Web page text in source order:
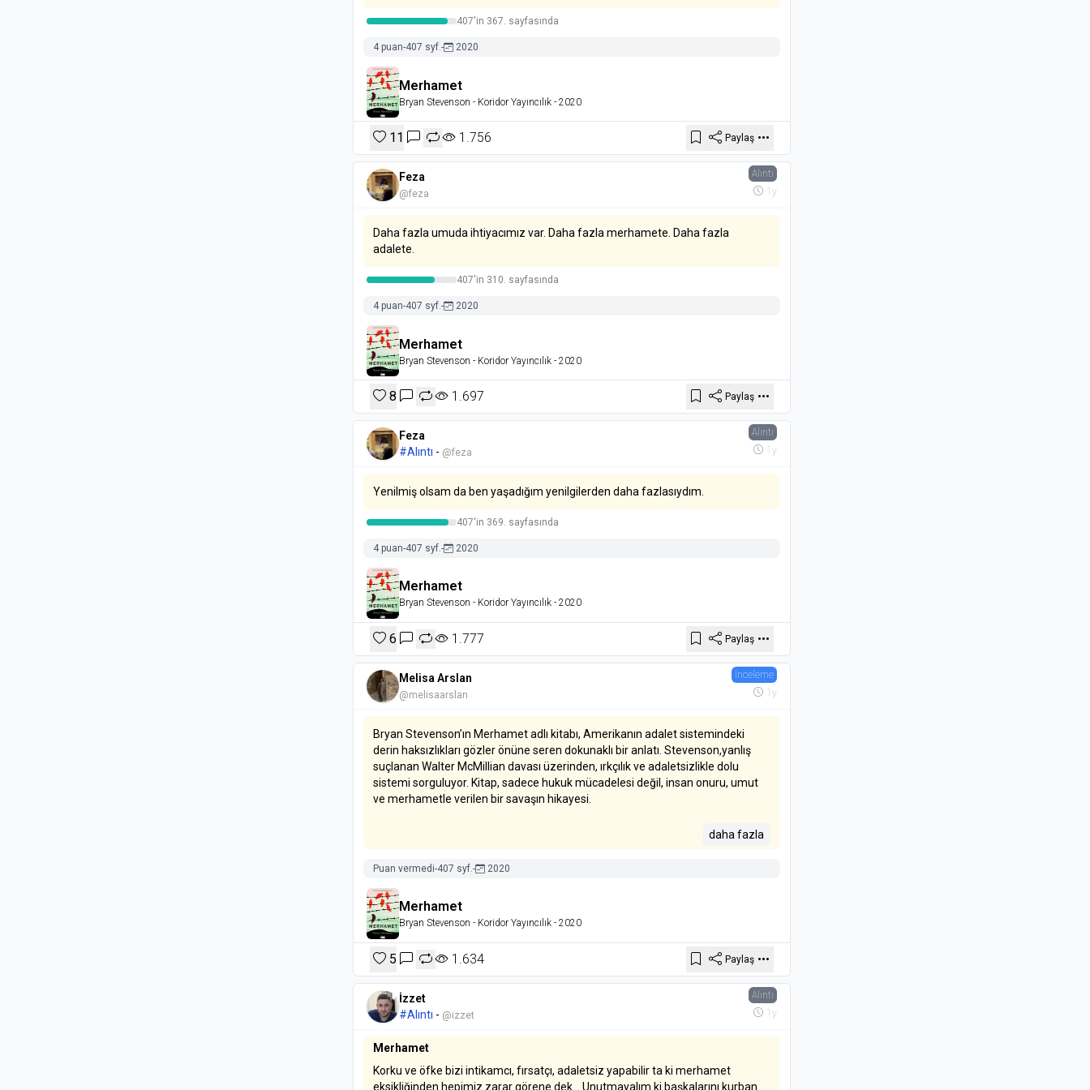
407'in 367. sayfasında
4 puan-407 syf.- 2020
Merhamet
Bryan Stevenson - Koridor Yayıncılık - 2020
11 1.756 Paylaş
Feza
@feza
Alıntı
1y
Daha fazla umuda ihtiyacımız var. Daha fazla merhamete. Daha fazla
adalete.
407'in 310. sayfasında
4 puan-407 syf.- 2020
Merhamet
Bryan Stevenson - Koridor Yayıncılık - 2020
8 1.697 Paylaş
Feza
#Alıntı - @feza
Alıntı
1y
Yenilmiş olsam da ben yaşadığım yenilgilerden daha fazlasıydım.
407'in 369. sayfasında
4 puan-407 syf.- 2020
Merhamet
Bryan Stevenson - Koridor Yayıncılık - 2020
6 1.777 Paylaş
Melisa Arslan
@melisaarslan
İnceleme
1y
Bryan Stevenson’ın Merhamet adlı kitabı, Amerikanın adalet sistemindeki
derin haksızlıkları gözler önüne seren dokunaklı bir anlatı. Stevenson,yanlış
suçlanan Walter McMillian davası üzerinden, ırkçılık ve adaletsizlikle dolu
sistemi sorguluyor. Kitap, sadece hukuk mücadelesi değil, insan onuru, umut
ve merhametle verilen bir savaşın hikayesi.
Stevenson’ın samimi ve akıcı dili, okuru doğrudan olayların içine çekiyor. Kitap,
vurguluyor. Merhametin, gerçek adalet için ne kadar önemli olduğunu
Eğer adalet, insan hakları ya da sosyal eşitlik konularına ilginiz varsa,
Merhamet kesinlikle okunmalı. Hem etkileyici hem de düşündürücü.
daha fazla
Puan vermedi-407 syf.- 2020
Merhamet
Bryan Stevenson - Koridor Yayıncılık - 2020
5 1.634 Paylaş
İzzet
#Alıntı - @izzet
Alıntı
1y
Merhamet
Korku ve öfke bizi intikamcı, fırsatçı, adaletsiz yapabilir ta ki merhamet
eksikliğinden hepimiz zarar görene dek... Unutmayalım ki başkalarını kurban